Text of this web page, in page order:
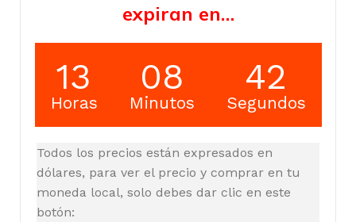
expiran en…
13
Horas
08
Minutos
42
Segundos
Todos los precios están expresados en
dólares, para ver el precio y comprar en tu
moneda local, solo debes dar clic en este
botón: